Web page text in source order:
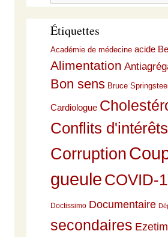
Étiquettes
Académie de médecine acide
Alimentation
Bon sens Bruce
Cardiologue
Conflits d'intérêts
Corruption
gueule COVID-
Doctissimo Documentaire
secondaires